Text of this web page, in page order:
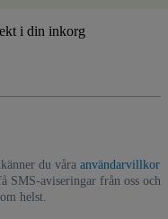
i din inkorg
du våra användarvillkor
SMS-aviseringar från oss och
helst.